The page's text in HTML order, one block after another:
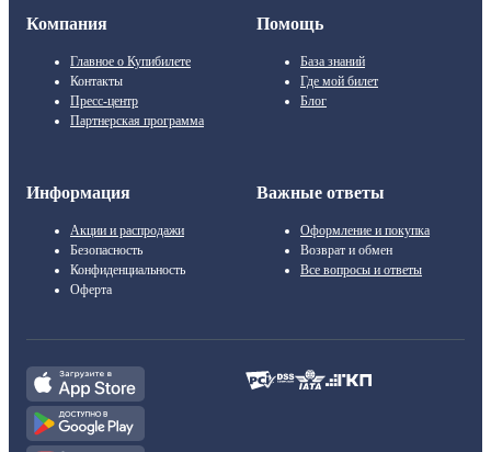
Компания
Главное о Купибилете
Контакты
Пресс-центр
Партнерская программа
Помощь
База знаний
Где мой билет
Блог
Информация
Акции и распродажи
Безопасность
Конфиденциальность
Оферта
Важные ответы
Оформление и покупка
Возврат и обмен
Все вопросы и ответы